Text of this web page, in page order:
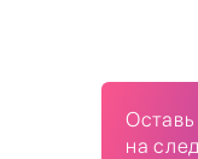
Оставь
на